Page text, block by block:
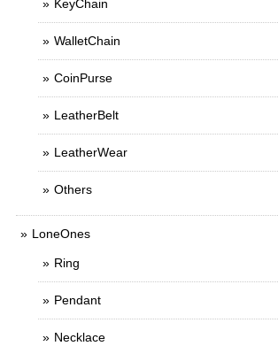
KeyChain
WalletChain
CoinPurse
LeatherBelt
LeatherWear
Others
LoneOnes
Ring
Pendant
Necklace